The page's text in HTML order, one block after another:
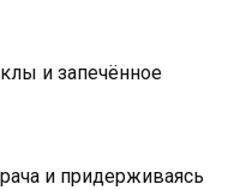
и запечённое
и придерживаясь